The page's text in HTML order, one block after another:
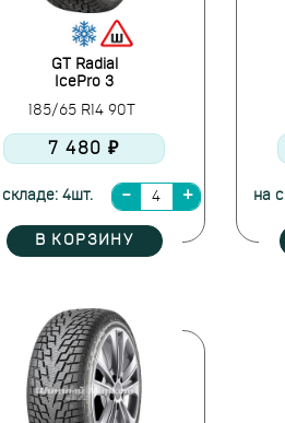
GT Radial
IcePro 3
185/65 R14 90T
7 480 ₽
складе: 4шт.
В КОРЗИНУ
на